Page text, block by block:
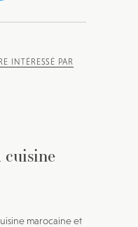
INTÉRESSÉ PAR
marocaine et